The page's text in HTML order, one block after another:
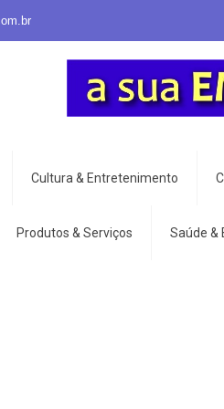
Cultura & Entretenimento
Produtos & Serviços Saúde &